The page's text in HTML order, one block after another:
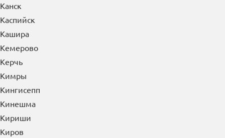
Канск
Каспийск
Кашира
Кемерово
Керчь
Кимры
Кингисепп
Кинешма
Кириши
Киров